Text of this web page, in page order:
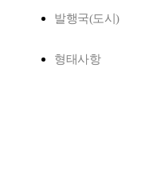
발행국(도시)
형태사항